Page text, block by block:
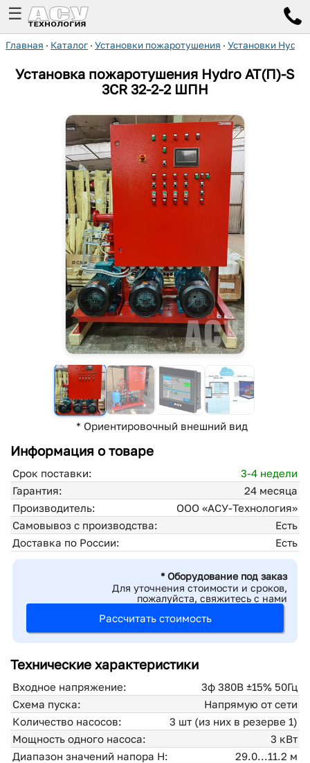
☰
Главная · Каталог · Установки пожаротушения · Установки
Установка пожаротушения Hydro AT(П)-S
3CR 32-2-2 ШПН
* Ориентировочный внешний вид
Информация о товаре
Срок поставки:
3-4 недели
Гарантия:
24 месяца
Производитель:
ООО «АСУ-Технология»
Самовывоз с производства:
Есть
Доставка по России:
Есть
* Оборудование под заказ
Для уточнения стоимости и сроков,
пожалуйста, свяжитесь с нами
Рассчитать стоимость
Технические характеристики
Входное напряжение:
3ф 380В ±15% 50Гц
Схема пуска:
Напрямую от сети
Количество насосов:
3 шт (из них в резерве 1)
Мощность одного насоса:
3 кВт
Диапазон значений напора H:
29.0...11.2 м